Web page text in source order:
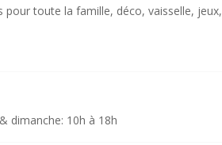
toute la famille, déco, vaisselle, jeux,
dimanche: 10h à 18h